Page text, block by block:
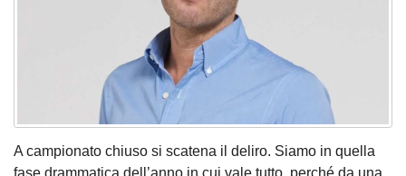
A campionato chiuso si scatena il deliro. Siamo in quella